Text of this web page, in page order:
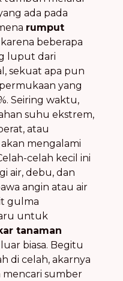
ada pada
rumput
beberapa
luput dari
sekuat apa pun
yang
Seiring waktu,
suhu ekstrem,
atau
mengalami
celah kecil ini
air, debu, dan
angin atau air
gulma
untuk
tanaman
biasa. Begitu
di celah, akarnya
sumber